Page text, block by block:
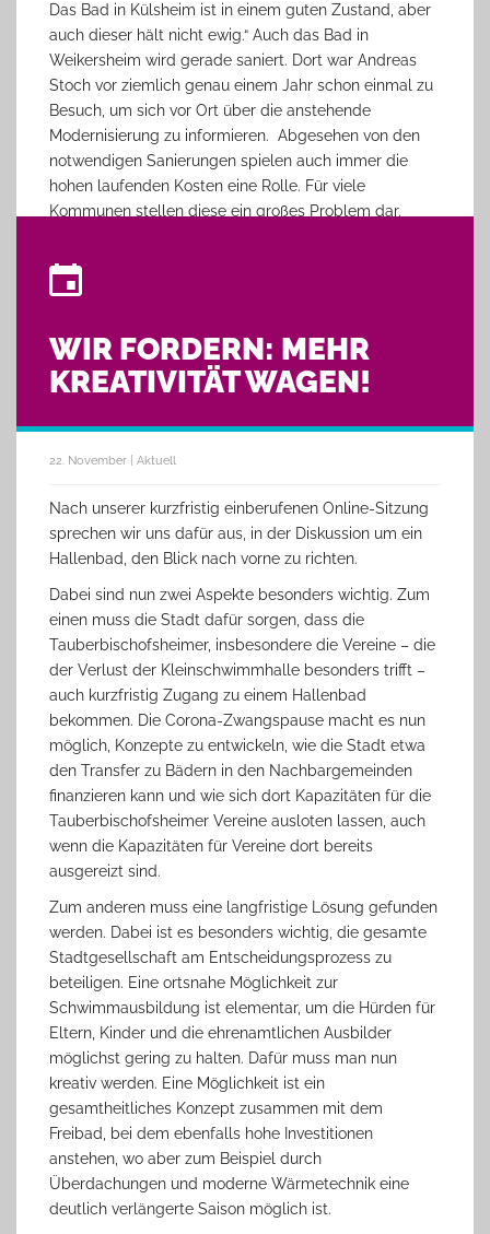
Das Bad in Külsheim ist in einem guten Zustand, aber
auch dieser hält nicht ewig.“ Auch das Bad in
Weikersheim wird gerade saniert. Dort war Andreas
Stoch vor ziemlich genau einem Jahr schon einmal zu
Besuch, um sich vor Ort über die anstehende
Modernisierung zu informieren. Abgesehen von den
notwendigen Sanierungen spielen auch immer die
hohen laufenden Kosten eine Rolle. Für viele
Kommunen stellen diese ein großes Problem dar.
Pandemie.
Mattmüller versprach, das Thema intensiv
DLRG-Vertretern in Külsheim und Weikersheim
geplant.
WIR FORDERN: MEHR
KREATIVITÄT WAGEN!
22. November | Aktuell
Nach unserer kurzfristig einberufenen Online-Sitzung
sprechen wir uns dafür aus, in der Diskussion um ein
Hallenbad, den Blick nach vorne zu richten.
Dabei sind nun zwei Aspekte besonders wichtig. Zum
einen muss die Stadt dafür sorgen, dass die
Tauberbischofsheimer, insbesondere die Vereine – die
der Verlust der Kleinschwimmhalle besonders trifft –
auch kurzfristig Zugang zu einem Hallenbad
bekommen. Die Corona-Zwangspause macht es nun
möglich, Konzepte zu entwickeln, wie die Stadt etwa
den Transfer zu Bädern in den Nachbargemeinden
finanzieren kann und wie sich dort Kapazitäten für die
Tauberbischofsheimer Vereine ausloten lassen, auch
wenn die Kapazitäten für Vereine dort bereits
ausgereizt sind.
Zum anderen muss eine langfristige Lösung gefunden
werden. Dabei ist es besonders wichtig, die gesamte
Stadtgesellschaft am Entscheidungsprozess zu
beteiligen. Eine ortsnahe Möglichkeit zur
Schwimmausbildung ist elementar, um die Hürden für
Eltern, Kinder und die ehrenamtlichen Ausbilder
möglichst gering zu halten. Dafür muss man nun
kreativ werden. Eine Möglichkeit ist ein
gesamtheitliches Konzept zusammen mit dem
Freibad, bei dem ebenfalls hohe Investitionen
anstehen, wo aber zum Beispiel durch
Überdachungen und moderne Wärmetechnik eine
deutlich verlängerte Saison möglich ist.